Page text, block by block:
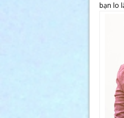
bạn lo